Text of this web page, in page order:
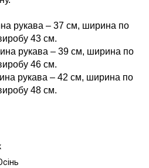
рукава – 37 см, ширина по
43 см.
рукава – 39 см, ширина по
46 см.
рукава – 42 см, ширина по
48 см.